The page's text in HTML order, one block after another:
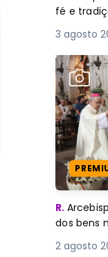
fé e
3 agosto
R.
dos bens
2 agosto